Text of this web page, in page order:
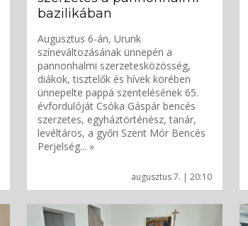
augusztus 7. | 20:10
bazilikában
Augusztus 6-án, Urunk
színeváltozásának ünnepén a
pannonhalmi szerzetesközösség,
diákok, tisztelők és hívek körében
ünnepelte pappá szentelésének 65.
évfordulóját Csóka Gáspár bencés
szerzetes, egyháztörténész, tanár,
levéltáros, a győri Szent Mór Bencés
Perjelség... »